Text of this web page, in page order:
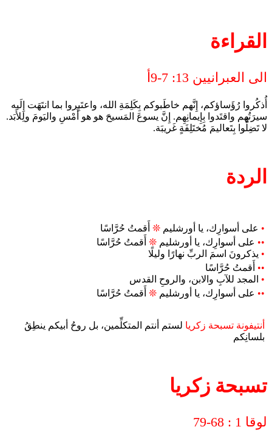
القراءة
الى العبرانيين 13: 7-9أ
أُذكُروا رُؤَساؤكم، إِنَّهم خاطَبوكم بِكَلِمَةِ الله، واعتَبِروا بما انتَهَت إِلَيه
سيرَتُهم واقتَدوا بِإِيمانِهِم. إِنَّ يسوعَ المَسيحَ هو هو أَمْسِ واليَومَ ولِلأَبَد.
لا تَضِلُّوا بِتَعاليمَ مُختَلِفَةٍ غَريبَة.
الردة
• على أسوارِك، يا أورشليم ❊ أَقمتُ حُرَّاسًا
•• على أسوارِك، يا أورشليم ❊ أَقمتُ حُرَّاسًا
• يذكرونَ اسمَ الربِّ نهارًا وليلًا
•• أَقمتُ حُرَّاسًا
• المجد للآبِ والابن، والروحِ القدس
•• على أسوارِك، يا أورشليم ❊ أَقمتُ حُرَّاسًا
أنتيفونة تسبحة زكريا لستم أنتم المتكلِّمين، بل روحُ أبيكم ينطِقُ
بلسانِكم
تسبحة زكريا
لوقا 1 : 68-79